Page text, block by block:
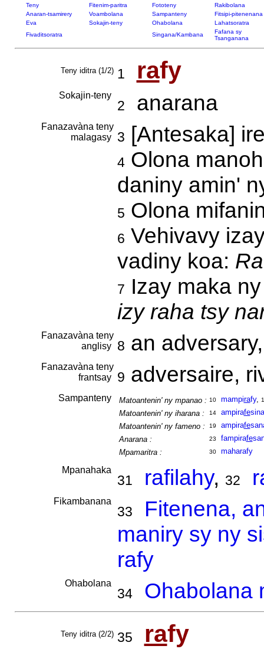
Teny Fitenim-paritra Fototeny
Rakibolana
Anaran-tsamirery
Voambolana Sampanteny
Fitsipi-pitenenana
Eva
Sokajin-teny Ohabolana
Lahatsoratra
Fivaditsoratra
Singana/Kambana
Fafana sy
Tsanganana
Teny iditra (1/2) 1 rafy
Sokajin-teny
2 anarana
Fanazavàna teny
malagasy
3 [Antesaka]
4Olona
daniny amin'
5 Olona
6 Vehivavy
vadiny koa:
7 Izay maka
izy raha tsy
Fanazavàna teny
anglisy
8 an
Fanazavàna teny
frantsay
9 adversaire,
Sampanteny Matoantenin' ny mpanao : 10 mampirafy,
Matoantenin' ny iharana : 14 ampirafesina
Matoantenin' ny fameno :
19 ampirafe
Anarana :
23 fampirafe
Mpamaritra :
30 maharafy
Mpanahaka
31 rafilahy, 32
Fikambanana
33
Fitenena,
maniry sy ny
rafy
Ohabolana
34 Ohabolana
Teny iditra (2/2) 35 rafy